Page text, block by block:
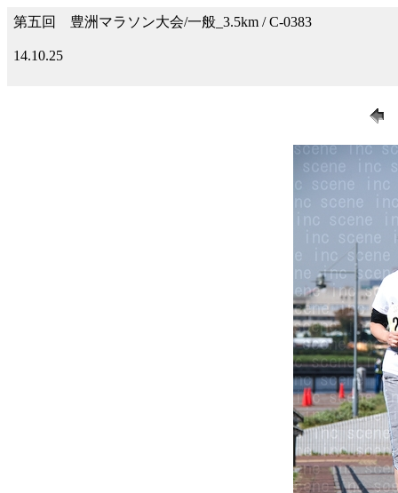
第五回 豊洲マラソン大会/一般_3.5km / C-0383
14.10.25